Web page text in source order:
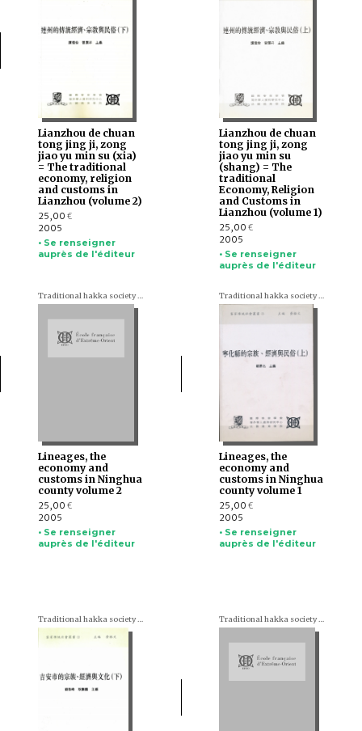
Lianzhou de chuan
tong jing ji, zong
jiao yu min su (xia)
= The traditional
economy, religion
and customs in
Lianzhou (volume 2)
25,00 €
2005
• Se renseigner
auprès de l'éditeur
Lianzhou de chuan
tong jing ji, zong
jiao yu min su
(shang) = The
traditional
Economy, Religion
and Customs in
Lianzhou (volume 1)
25,00 €
2005
• Se renseigner
auprès de l'éditeur
Traditional hakka society series (en chinois)
Lineages, the
economy and
customs in Ninghua
county volume 2
25,00 €
2005
• Se renseigner
auprès de l'éditeur
Traditional hakka society series (en chinois)
Lineages, the
economy and
customs in Ninghua
county volume 1
25,00 €
2005
• Se renseigner
auprès de l'éditeur
Traditional hakka society series (en chinois) Traditional hakka society series (en chinois)